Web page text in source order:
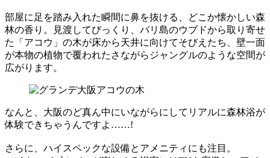
部屋に足を踏み入れた瞬間に鼻を抜ける、どこか懐かしい森
林の香り。見渡してびっくり、バリ島のウブドから取り寄せ
た「アコウ」の木が床から天井に向けてそびえたち、壁一面
が本物の植物で覆われたさながらジャングルのような空間が
広がります。
なんと、大阪のど真ん中にいながらにしてリアルに森林浴が
体験できちゃうんですよ……!
さらに、ハイスペックな設備とアメニティにも注目。